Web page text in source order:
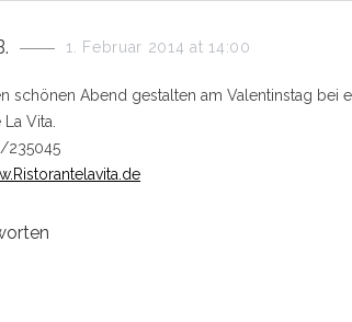
1. Februar 2014 at 14:00
schönen Abend gestalten am Valentinstag bei
Vita.
235045